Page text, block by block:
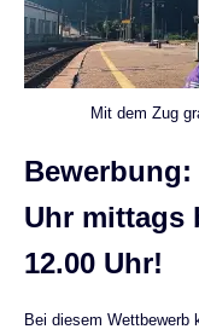
Mit dem Zug
Bewerbung:
Uhr mittags
12.00 Uhr!
Bei diesem Wettbewerb